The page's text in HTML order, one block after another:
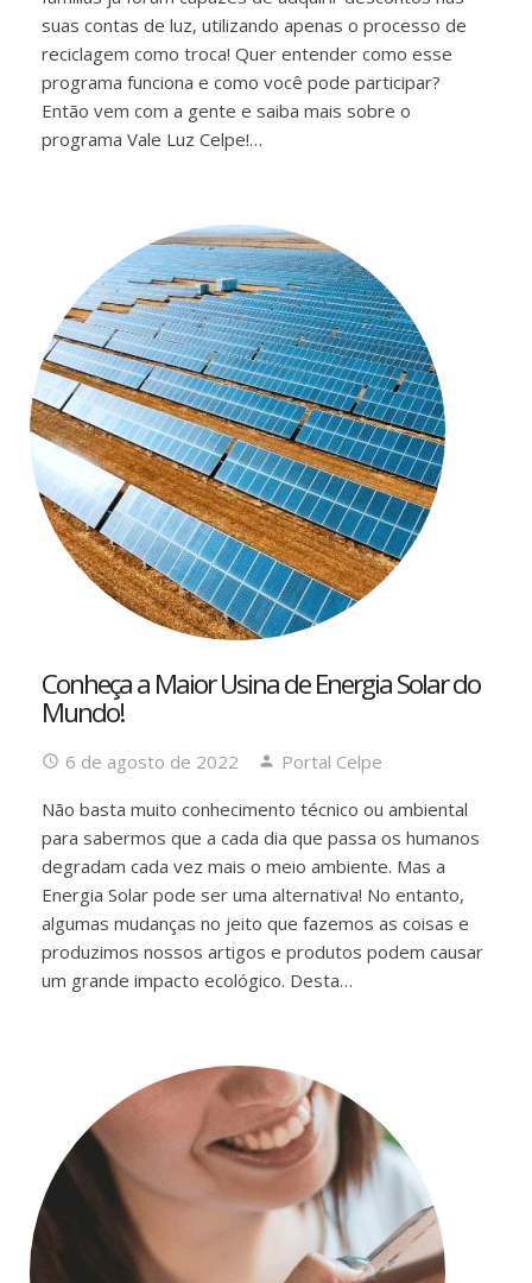
suas contas de luz, utilizando apenas o processo de
reciclagem como troca! Quer entender como esse
programa funciona e como você pode participar?
Então vem com a gente e saiba mais sobre o
programa Vale Luz Celpe!…
Conheça a Maior Usina de Energia Solar do
Mundo!
6 de agosto de 2022
Portal Celpe
Não basta muito conhecimento técnico ou ambiental
para sabermos que a cada dia que passa os humanos
degradam cada vez mais o meio ambiente. Mas a
Energia Solar pode ser uma alternativa! No entanto,
algumas mudanças no jeito que fazemos as coisas e
produzimos nossos artigos e produtos podem causar
um grande impacto ecológico. Desta…